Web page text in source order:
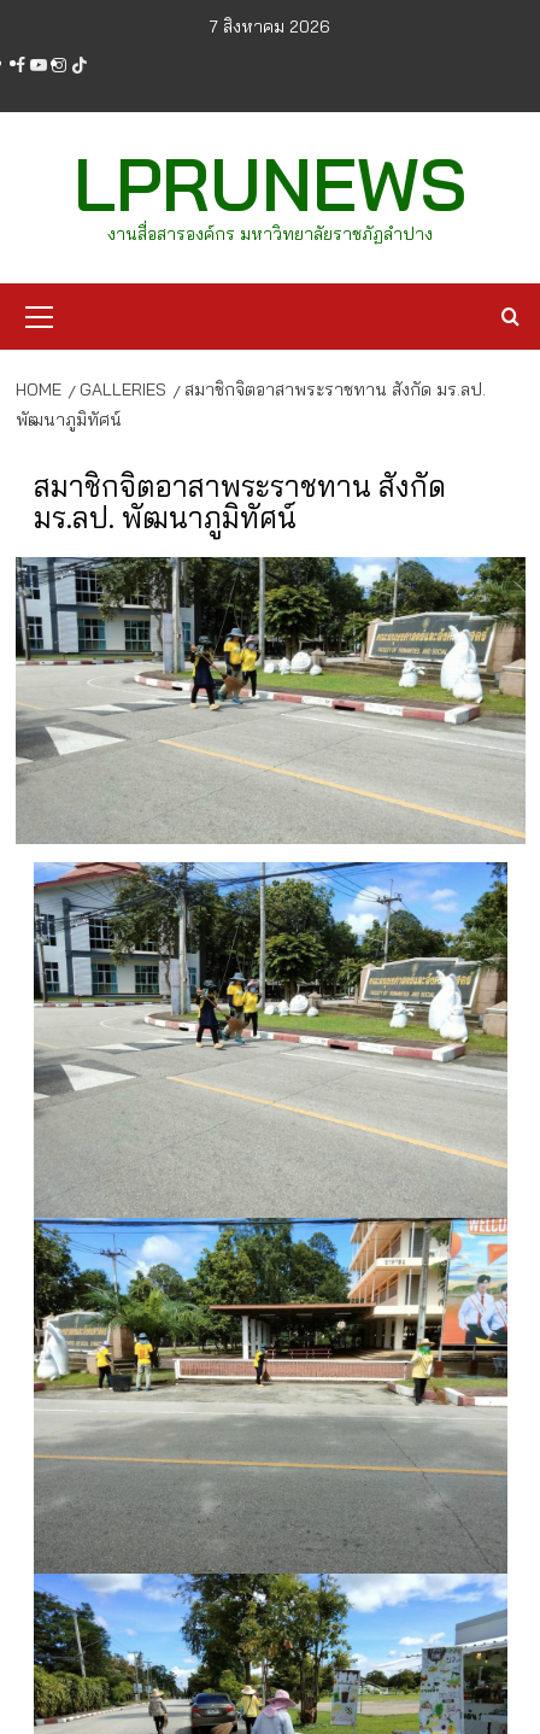
content
7 สิงหาคม 2026
facebook
youtube
instagram
tiktok
LPRUNEWS
งานสื่อสารองค์กร มหาวิทยาลัยราชภัฏลำปาง
Menu
HOME GALLERIES
สมาชิกจิตอาสาพระราชทาน สังกัด มร.ลป.
พัฒนาภูมิทัศน์
สมาชิกจิตอาสาพระราชทาน สังกัด
มร.ลป. พัฒนาภูมิทัศน์